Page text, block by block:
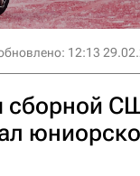
12:13
сборной